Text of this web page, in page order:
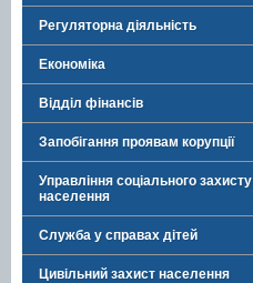
Регуляторна діяльність
Економіка
Відділ фінансів
Запобігання проявам корупції
Управління соціального захисту
населення
Служба у справах дітей
Цивільний захист населення